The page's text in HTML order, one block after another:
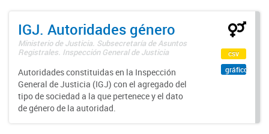
IGJ. Autoridades género
Ministerio de Justicia. Subsecretaría de Asuntos
Registrales. Inspección General de Justicia
Autoridades constituidas en la Inspección
General de Justicia (IGJ) con el agregado del
tipo de sociedad a la que pertenece y el dato
de género de la autoridad.
csv
gráfico